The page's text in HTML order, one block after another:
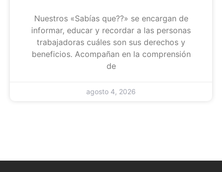
Nuestros «Sabías que??» se encargan de
informar, educar y recordar a las personas
trabajadoras cuáles son sus derechos y
beneficios. Acompañan en la comprensión
de
agosto 4, 2026